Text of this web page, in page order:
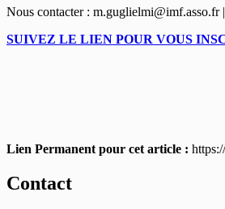
Nous contacter : m.guglielmi@imf.asso.fr
SUIVEZ LE LIEN POUR VOUS
Lien Permanent pour cet article :
Contact